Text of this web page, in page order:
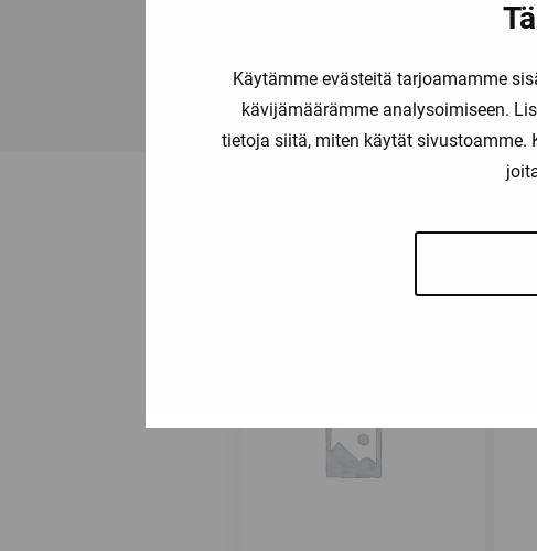
Käytämme evästeitä tarjoamamme
kävijämäärämme analysoimiseen.
tietoja siitä, miten käytät